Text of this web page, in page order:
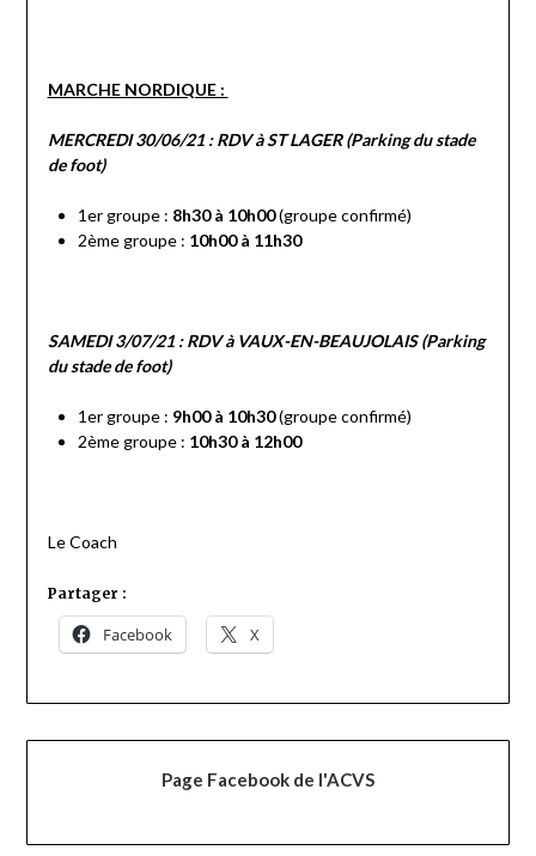
MARCHE NORDIQUE :
MERCREDI 30/06/21 : RDV à ST LAGER (Parking du stade
de foot)
1er groupe : 8h30 à 10h00(groupe confirmé)
2ème groupe : 10h00 à 11h30
SAMEDI 3/07/21 : RDV à VAUX-EN-BEAUJOLAIS (Parking
du stade de foot)
1er groupe : 9h00 à 10h30(groupe confirmé)
2ème groupe : 10h30 à 12h00
Le Coach
Partager :
Facebook X
Page Facebook de l'ACVS